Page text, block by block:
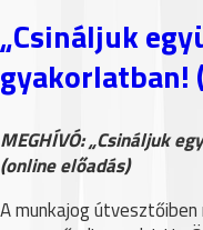
„Csináljuk
gyakorlatban!
MEGHÍVÓ: „Csináljuk
(online előadás)
A munkajog útvesztőiben